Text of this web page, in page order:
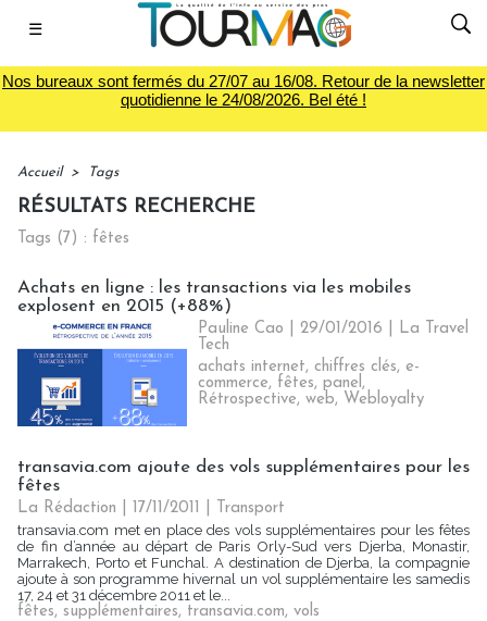
☰
Nos bureaux sont fermés du 27/07 au 16/08. Retour de la newsletter
quotidienne le 24/08/2026. Bel été !
Accueil > Tags
RÉSULTATS RECHERCHE
Tags (7) : fêtes
Achats en ligne : les transactions via les mobiles
explosent en 2015 (+88%)
Pauline Cao | 29/01/2016
La Travel
Tech
achats internet,chiffres clés,e-
commerce, fêtes,panel,
Rétrospective,web, Webloyalty
transavia.com ajoute des vols supplémentaires pour les
fêtes
La Rédaction | 17/11/2011
Transport
transavia.com met en place des vols supplémentaires pour les fêtes
de fin d’année au départ de Paris Orly-Sud vers Djerba, Monastir,
Marrakech, Porto et Funchal. A destination de Djerba, la compagnie
ajoute à son programme hivernal un vol supplémentaire les samedis
17, 24 et 31 décembre 2011 et le...
fêtes, supplémentaires, transavia.com, vols